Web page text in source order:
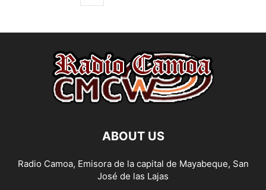
ABOUT US
Radio Camoa, Emisora de la capital de Mayabeque, San
José de las Lajas